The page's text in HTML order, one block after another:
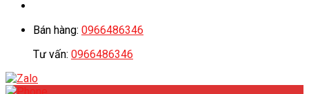
Bán hàng: 0966486346
Tư vấn: 0966486346